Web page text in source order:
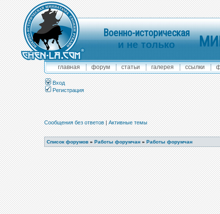
Военно-историческая
и не только
главная форум статьи галерея ссылки
Вход
Регистрация
Сообщения без ответов|Активные темы
Список форумов » Работы форумчан » Работы форумчан